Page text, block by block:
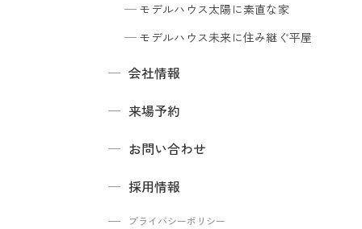
モデルハウス太陽に素直な家
モデルハウス未来に住み継ぐ平屋
会社情報
来場予約
お問い合わせ
採用情報
プライバシーポリシー